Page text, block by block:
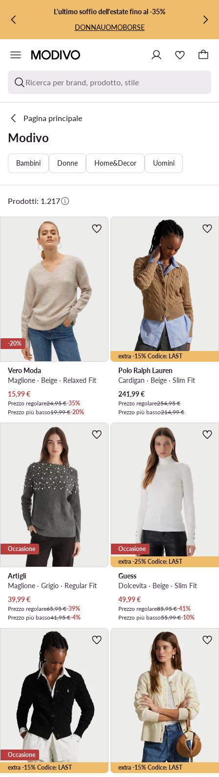
VAI AL CONTENUTO PRINCIPALE
VAI ALLA RICERCAL'ultimo soffio dell'estate fino al -35%
DONNAUOMOBORSE
Ricerca per brand, prodotto, stile
Pagina principale
Modivo
Bambini Donne Home&Decor Uomini
Prodotti: 1.217
-20%
Vero Moda
Maglione · Beige · Relaxed Fit
Prezzo attuale
15,99€
Prezzo regolare24,95 €-35%
Prezzo più basso19,99 €-20%
extra -15% Codice: LAST
Polo Ralph Lauren
Cardigan · Beige · Slim Fit
Prezzo attuale
241,99€
Prezzo regolare254,95 €
Prezzo più basso214,99 €
Occasione
Artigli
Maglione · Grigio · Regular Fit
Prezzo attuale
39,99€
Prezzo regolare65,95 €-39%
Prezzo più basso41,95 €-4%
extra -25% Codice: LAST
Occasione
Guess
Dolcevita · Beige · Slim Fit
Prezzo attuale
49,99€
Prezzo regolare85,95 €-41%
Prezzo più basso55,99 €-10%
extra -15% Codice: LAST
Occasione
extra -15% Codice: LAST